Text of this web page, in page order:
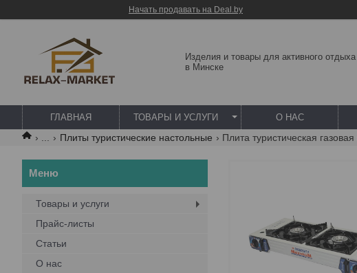
Начать продавать на Deal.by
Изделия и товары для активного отдыха
в Минске
ГЛАВНАЯ ТОВАРЫ И УСЛУГИ О НАС
Плиты туристические настольные
Товары и услуги
Прайс-листы
Статьи
О нас